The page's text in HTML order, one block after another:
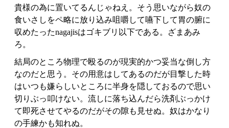
貴様の為に置いてるんじゃねえ。そう思いながら奴の
食いさしをペ略に放り込み咀嚼して嚥下して胃の腑に
収めたったnagajisはゴキブリ以下である。ざまあみ
ろ。
結局のところ物理で殴るのが現実的かつ妥当な倒し方
なのだと思う。その用意はしてあるのだが目撃した時
はいつも嫌らしいところに半身を隠しておるので思い
切りぶっ叩けない。流しに落ち込んだら洗剤ぶっかけ
て即死させてやるのだがその隙も見せぬ。奴はかなり
の手練かも知れぬ。